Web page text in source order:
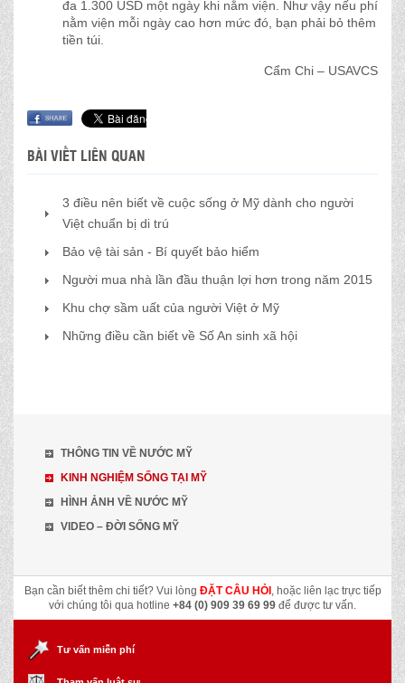
đa 1.300 USD một ngày khi nằm viện. Như vậy nếu phí
nằm viện mỗi ngày cao hơn mức đó, bạn phải bỏ thêm
tiền túi.
Cẩm Chi – USAVCS
BÀI VIẾT LIÊN QUAN
3 điều nên biết về cuộc sống ở Mỹ dành cho người
Việt chuẩn bị di trú
Bảo vệ tài sản - Bí quyết bảo hiểm
Người mua nhà lần đầu thuận lợi hơn trong năm 2015
Khu chợ sầm uất của người Việt ở Mỹ
Những điều cần biết về Số An sinh xã hội
THÔNG TIN VỀ NƯỚC MỸ
KINH NGHIỆM SỐNG TẠI MỸ
HÌNH ẢNH VỀ NƯỚC MỸ
VIDEO – ĐỜI SỐNG MỸ
Bạn cần biết thêm chi tiết? Vui lòng ĐẶT CÂU HỎI , hoặc liên lạc trực tiếp
với chúng tôi qua hotline +84 (0) 909 39 69 99 để được tư vấn.
Tư vấn miễn phí